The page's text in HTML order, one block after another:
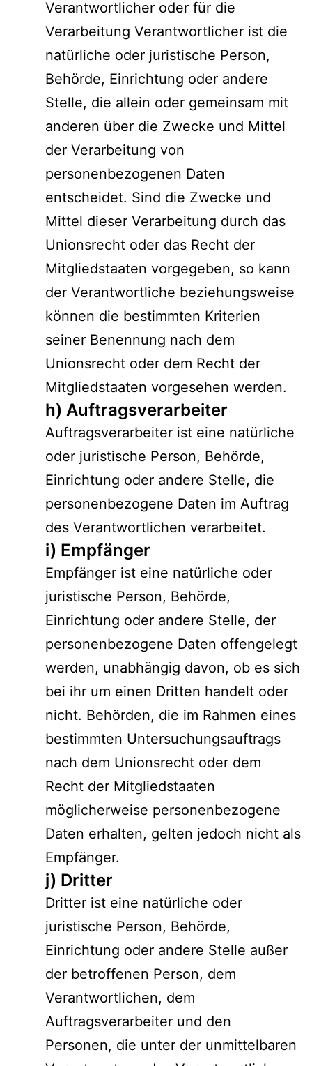
Verantwortlicher oder für die
Verarbeitung Verantwortlicher ist die
natürliche oder juristische Person,
Behörde, Einrichtung oder andere
Stelle, die allein oder gemeinsam mit
anderen über die Zwecke und Mittel
der Verarbeitung von
personenbezogenen Daten
entscheidet. Sind die Zwecke und
Mittel dieser Verarbeitung durch das
Unionsrecht oder das Recht der
Mitgliedstaaten vorgegeben, so kann
der Verantwortliche beziehungsweise
können die bestimmten Kriterien
seiner Benennung nach dem
Unionsrecht oder dem Recht der
Mitgliedstaaten vorgesehen werden.
h) Auftragsverarbeiter
Auftragsverarbeiter ist eine natürliche
oder juristische Person, Behörde,
Einrichtung oder andere Stelle, die
personenbezogene Daten im Auftrag
des Verantwortlichen verarbeitet.
i) Empfänger
Empfänger ist eine natürliche oder
juristische Person, Behörde,
Einrichtung oder andere Stelle, der
personenbezogene Daten offengelegt
werden, unabhängig davon, ob es sich
bei ihr um einen Dritten handelt oder
nicht. Behörden, die im Rahmen eines
bestimmten Untersuchungsauftrags
nach dem Unionsrecht oder dem
Recht der Mitgliedstaaten
möglicherweise personenbezogene
Daten erhalten, gelten jedoch nicht als
Empfänger.
j) Dritter
Dritter ist eine natürliche oder
juristische Person, Behörde,
Einrichtung oder andere Stelle außer
der betroffenen Person, dem
Verantwortlichen, dem
Auftragsverarbeiter und den
Personen, die unter der unmittelbaren